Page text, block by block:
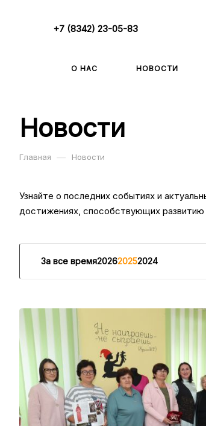
+7 (8342) 23-05-83
О НАС НОВОСТИ
Новости
Главная — Новости
Узнайте о последних событиях и
достижениях, способствующих развитию
За все время202620252024